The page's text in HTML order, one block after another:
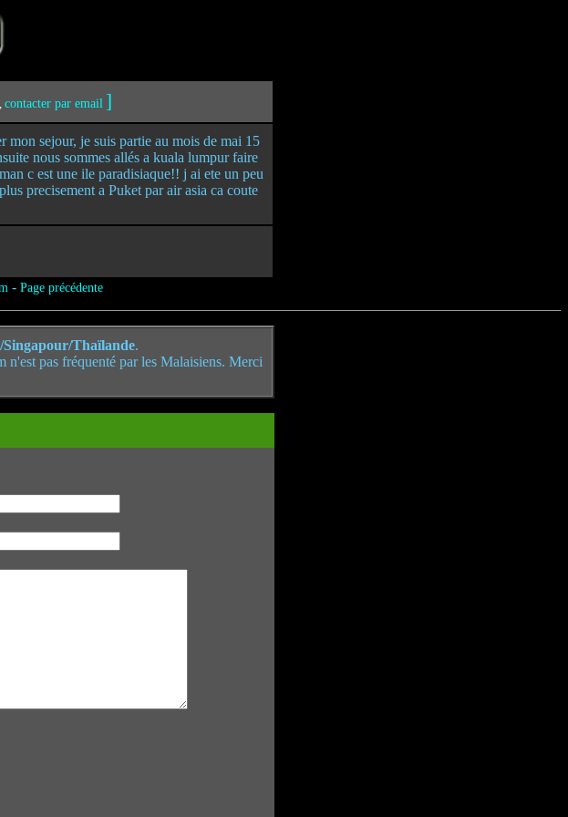
contacter par email ]
mon sejour, je suis partie au mois de mai 15
nous sommes allés a kuala lumpur faire
c est une ile paradisiaque!! j ai ete un peu
precisement a Puket par air asia ca coute
- Page précédente
Thaïlande.
n'est pas fréquenté par les Malaisiens. Merci